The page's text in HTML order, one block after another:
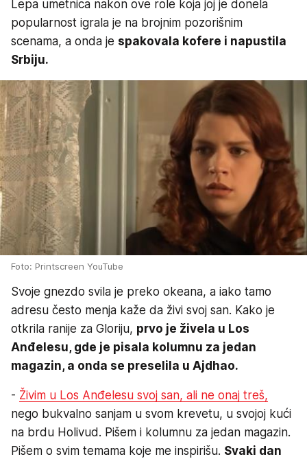
Lepa umetnica nakon ove role koja joj je donela
popularnost igrala je na brojnim pozorišnim
scenama, a onda je spakovala kofere i napustila
Srbiju.
Foto: Printscreen YouTube
Svoje gnezdo svila je preko okeana, a iako tamo
adresu često menja kaže da živi svoj san. Kako je
otkrila ranije za Gloriju, prvo je živela u Los
Anđelesu, gde je pisala kolumnu za jedan
magazin, a onda se preselila u Ajdhao.
- Živim u Los Anđelesu svoj san, ali ne onaj treš,
nego bukvalno sanjam u svom krevetu, u svojoj kući
na brdu Holivud. Pišem i kolumnu za jedan magazin.
Pišem o svim temama koje me inspirišu. Svaki dan